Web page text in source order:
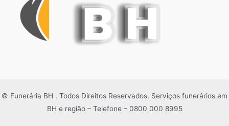
© Funerária BH . Todos Direitos Reservados. Serviços funerários em
BH e região – Telefone – 0800 000 8995